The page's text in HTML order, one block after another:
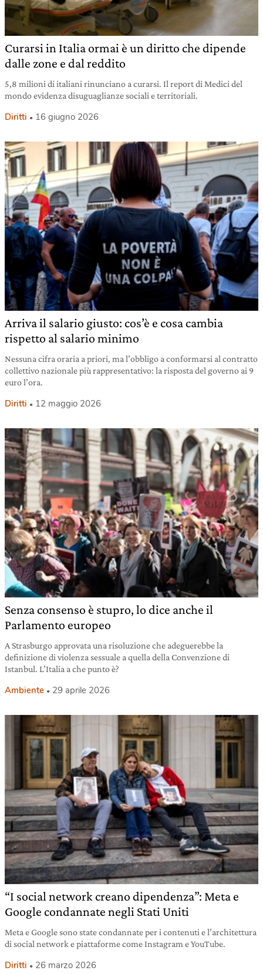
Curarsi in Italia ormai è un diritto che dipende
dalle zone e dal reddito
5,8 milioni di italiani rinunciano a curarsi. Il report di Medici del
mondo evidenza disuguaglianze sociali e territoriali.
Diritti 16 giugno 2026
Arriva il salario giusto: cos’è e cosa cambia
rispetto al salario minimo
Nessuna cifra oraria a priori, ma l’obbligo a conformarsi al contratto
collettivo nazionale più rappresentativo: la risposta del governo ai 9
euro l’ora.
Diritti 12 maggio 2026
Senza consenso è stupro, lo dice anche il
Parlamento europeo
A Strasburgo approvata una risoluzione che adeguerebbe la
definizione di violenza sessuale a quella della Convenzione di
Istanbul. L’Italia a che punto è?
Ambiente 29 aprile 2026
“I social network creano dipendenza”: Meta e
Google condannate negli Stati Uniti
Meta e Google sono state condannate per i contenuti e l’architettura
di social network e piattaforme come Instagram e YouTube.
Diritti 26 marzo 2026